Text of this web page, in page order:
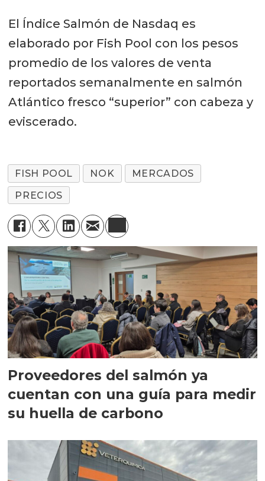
El Índice Salmón de Nasdaq es
elaborado por Fish Pool con los pesos
promedio de los valores de venta
reportados semanalmente en salmón
Atlántico fresco “superior” con cabeza y
eviscerado.
FISH POOL NOK
MERCADOS
PRECIOS
Proveedores del salmón ya
cuentan con una guía para medir
su huella de carbono